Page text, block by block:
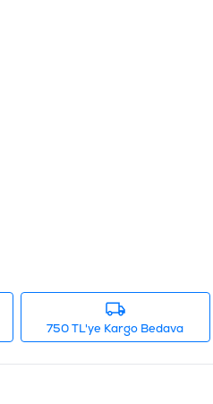
750 TL'ye Kargo Bedava